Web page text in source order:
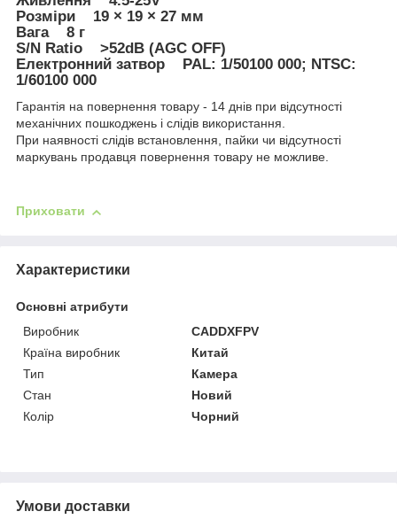
Розміри 19 × 19 × 27 мм
Вага 8 г
S/N Ratio >52dB (AGC OFF)
Електронний затвор PAL: 1/50100 000; NTSC:
1/60100 000
Гарантія на повернення товару - 14 днів при відсутності
механічних пошкоджень і слідів використання.
При наявності слідів встановлення, пайки чи відсутності
маркувань продавця повернення товару не можливе.
Приховати
Характеристики
Основні атрибути
Виробник
CADDXFPV
Країна виробник
Китай
Тип
Камера
Стан
Новий
Колір
Чорний
Умови доставки